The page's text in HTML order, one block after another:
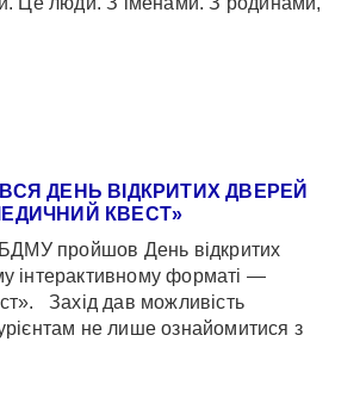
ДЕНЬ ВІДКРИТИХ ДВЕРЕЙ
КВЕСТ»
пройшов День відкритих
інтерактивному форматі —
Захід дав можливість
не лише ознайомитися з